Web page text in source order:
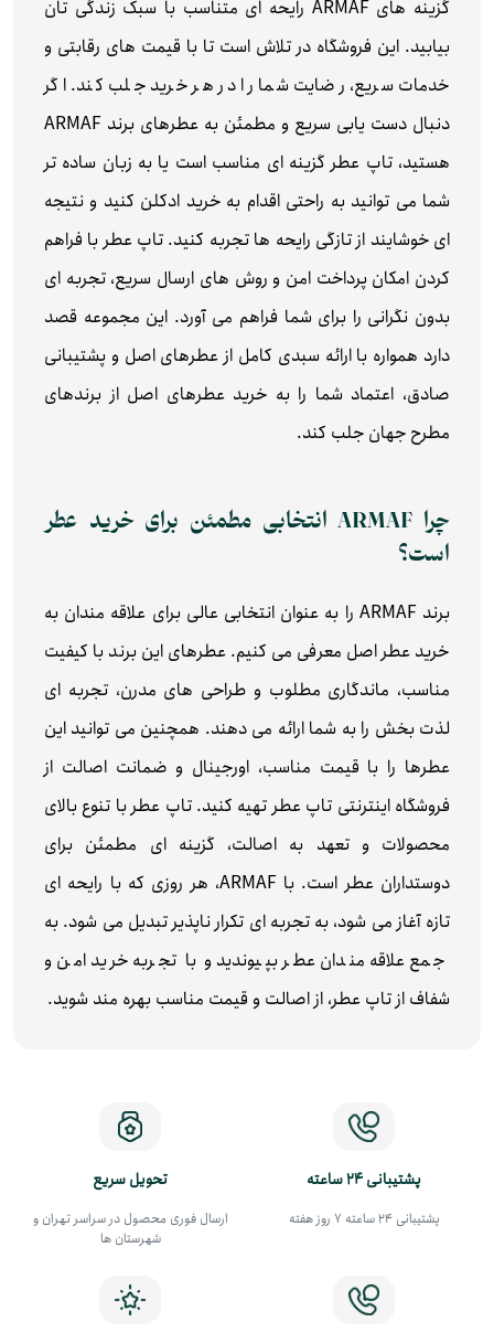
گزینه‌ های ARMAF رایحه‌ ای متناسب با سبک زندگی‌ تان
بیابید. این فروشگاه در تلاش است تا با قیمت‌ های رقابتی و
خدمات سریع، رضایت شما را در هر خرید جلب کند. اگر
دنبال دست‌ یابی سریع و مطمئن به عطرهای برند ARMAF
هستید، تاپ عطر گزینه‌ ای مناسب است یا به زبان ساده‌ تر
شما می‌ توانید به راحتی اقدام به خرید ادکلن کنید و نتیجه‌
ای خوشایند از تازگی رایحه‌ ها تجربه کنید. تاپ عطر با فراهم
کردن امکان پرداخت امن و روش‌ های ارسال سریع، تجربه‌ ای
بدون نگرانی را برای شما فراهم می‌ آورد. این مجموعه قصد
دارد همواره با ارائه سبدی کامل از عطرهای اصل و پشتیبانی
صادق، اعتماد شما را به خرید عطرهای اصل از برندهای
مطرح جهان جلب کند.
چرا ARMAF انتخابی مطمئن برای خرید عطر
است؟
برند ARMAF را به‌ عنوان انتخابی عالی برای علاقه‌ مندان به
خرید عطر اصل معرفی می‌ کنیم. عطرهای این برند با کیفیت
مناسب، ماندگاری مطلوب و طراحی‌ های مدرن، تجربه‌ ای
لذت‌ بخش را به شما ارائه می‌ دهند. همچنین می‌ توانید این
عطرها را با قیمت مناسب، اورجینال و ضمانت اصالت از
فروشگاه اینترنتی تاپ عطر تهیه کنید. تاپ عطر با تنوع بالای
محصولات و تعهد به اصالت، گزینه‌ ای مطمئن برای
دوستداران عطر است. با ARMAF، هر روزی که با رایحه‌ ای
تازه آغاز می‌ شود، به تجربه‌ ای تکرار ناپذیر تبدیل می‌ شود. به
جمع علاقه مندان عطر بپیوندید و با تجربه خرید امن و
شفاف از تاپ عطر، از اصالت و قیمت مناسب بهره‌ مند شوید.
پشتیبانی 24 ساعته
پشتیبانی 24 ساعته 7 روز هفته
تحویل سریع
ارسال فوری محصول در سراسر تهران و
شهرستان ها